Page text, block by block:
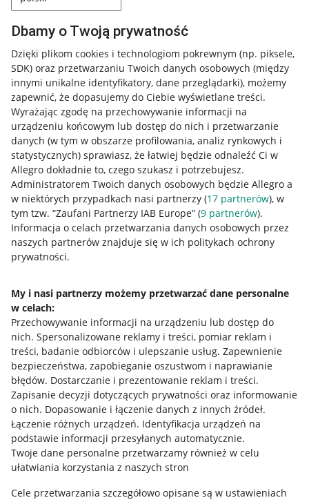
Dbamy o Twoją prywatność
Dzięki plikom cookies i technologiom pokrewnym (np. piksele,
SDK) oraz przetwarzaniu Twoich danych osobowych (między
innymi unikalne identyfikatory, dane przeglądarki), możemy
zapewnić, że dopasujemy do Ciebie wyświetlane treści.
Wyrażając zgodę na przechowywanie informacji na
urządzeniu końcowym lub dostęp do nich i przetwarzanie
danych (w tym w obszarze profilowania, analiz rynkowych i
statystycznych) sprawiasz, że łatwiej będzie odnaleźć Ci w
Allegro dokładnie to, czego szukasz i potrzebujesz.
Administratorem Twoich danych osobowych będzie Allegro a
w niektórych przypadkach nasi partnerzy (17 partnerów), w
tym tzw. “Zaufani Partnerzy IAB Europe” (9 partnerów).
Informacja o celach przetwarzania danych osobowych przez
naszych partnerów znajduje się w ich politykach ochrony
prywatności.
My i nasi partnerzy możemy przetwarzać dane personalne
w celach:
Przechowywanie informacji na urządzeniu lub dostęp do
nich. Spersonalizowane reklamy i treści, pomiar reklam i
treści, badanie odbiorców i ulepszanie usług. Zapewnienie
bezpieczeństwa, zapobieganie oszustwom i naprawianie
błędów. Dostarczanie i prezentowanie reklam i treści.
Zapisanie decyzji dotyczących prywatności oraz informowanie
o nich. Dopasowanie i łączenie danych z innych źródeł.
Łączenie różnych urządzeń. Identyfikacja urządzeń na
podstawie informacji przesyłanych automatycznie.
Twoje dane personalne przetwarzamy również w celu
ułatwiania korzystania z naszych stron
Cele przetwarzania szczegółowo opisane są w ustawieniach
Przydatne informacje
Jak to działa
Allegro Gadane dla sprzedających
Allegro Gadane dla kupujących
Mapa miejscowości
Informacje prawne
Regulamin
Polityka plików "cookies"
Ustawienia plików "cookies"
Udostępnianie lokalizacji